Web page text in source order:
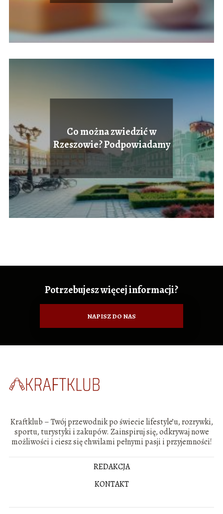
Co można zwiedzić w
Rzeszowie? Podpowiadamy
Potrzebujesz więcej informacji?
NAPISZ DO NAS
Kraftklub – Twój przewodnik po świecie lifestyle’u, rozrywki,
sportu, turystyki i zakupów. Zainspiruj się, odkrywaj nowe
możliwości i ciesz się chwilami pełnymi pasji i przyjemności!
REDAKCJA
KONTAKT